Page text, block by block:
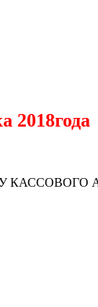
2018года